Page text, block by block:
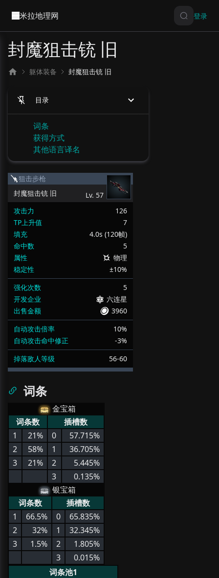
米拉地理网 登录
封魔狙击铳 旧
躯体装备 封魔狙击铳 旧
目录
词条
获得方式
其他语言译名
狙击步枪
封魔狙击铳 旧
Lv. 57
攻击力
126
TP上升值
7
填充
4.0s (120帧)
命中数
5
属性
物理
稳定性
±10%
强化次数
5
开发企业
六连星
出售金额
3960
自动攻击倍率
10%
自动攻击命中修正
-3%
掉落敌人等级
56-60
词条
金宝箱
词条数
插槽数
1
21% 0
57.715%
2
58% 1
36.705%
3
21% 2
5.445%
3
0.135%
银宝箱
词条数
插槽数
1
66.5% 0
65.835%
2
32% 1
32.345%
3
1.5% 2
1.805%
3
0.015%
词条池1